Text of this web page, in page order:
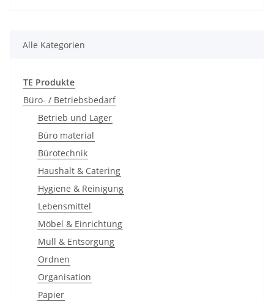
Alle Kategorien
TE Produkte
Büro- / Betriebsbedarf
Betrieb und Lager
Büro material
Bürotechnik
Haushalt & Catering
Hygiene & Reinigung
Lebensmittel
Möbel & Einrichtung
Müll & Entsorgung
Ordnen
Organisation
Papier